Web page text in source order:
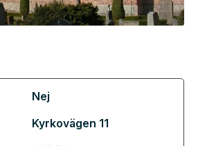
Nej
Kyrkovägen 11